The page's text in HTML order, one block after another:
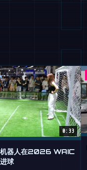
0:33
机器人在2026 WAIC
球